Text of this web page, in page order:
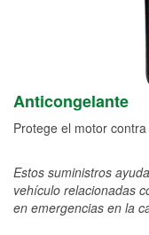
Anticongelante
Protege el motor
Estos suministros
vehículo relacionadas
en emergencias en la